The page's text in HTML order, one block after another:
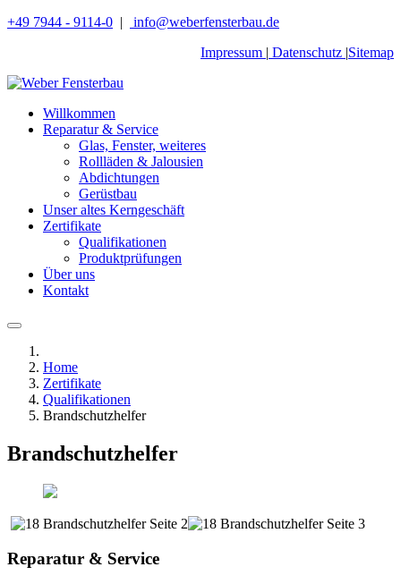
+49 7944 - 9114-0 |
info@weberfensterbau.de
Impressum | Datenschutz |Sitemap
Willkommen
Reparatur & Service
Glas, Fenster, weiteres
Rollläden & Jalousien
Abdichtungen
Gerüstbau
Unser altes Kerngeschäft
Zertifikate
Qualifikationen
Produktprüfungen
Über uns
Kontakt
Home
Zertifikate
Qualifikationen
Brandschutzhelfer
Brandschutzhelfer
Reparatur & Service